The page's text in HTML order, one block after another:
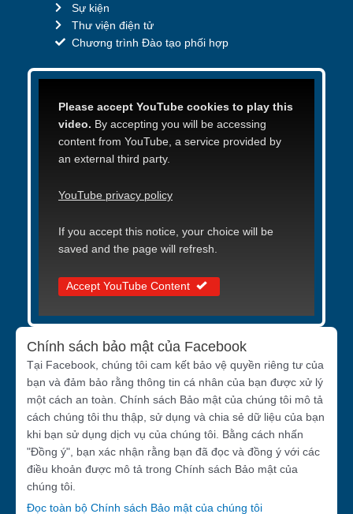
Sự kiện
Thư viện điện tử
Chương trình Đào tạo phối hợp
Please accept YouTube cookies to play this
video. By accepting you will be accessing
content from YouTube, a service provided by
an external third party.
YouTube privacy policy
If you accept this notice, your choice will be
saved and the page will refresh.
Accept YouTube Content
Chính sách bảo mật của Facebook
Tại Facebook, chúng tôi cam kết bảo vệ quyền riêng tư của
bạn và đảm bảo rằng thông tin cá nhân của bạn được xử lý
một cách an toàn. Chính sách Bảo mật của chúng tôi mô tả
cách chúng tôi thu thập, sử dụng và chia sẻ dữ liệu của bạn
khi bạn sử dụng dịch vụ của chúng tôi. Bằng cách nhấn
"Đồng ý", bạn xác nhận rằng bạn đã đọc và đồng ý với các
điều khoản được mô tả trong Chính sách Bảo mật của
chúng tôi.
Đọc toàn bộ Chính sách Bảo mật của chúng tôi